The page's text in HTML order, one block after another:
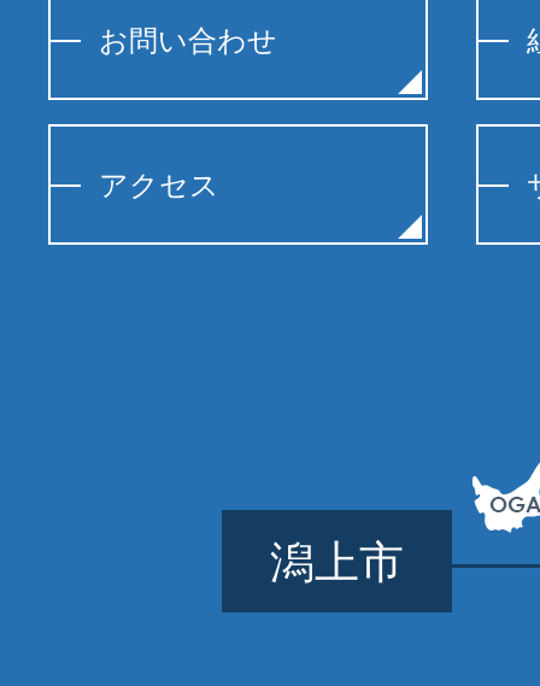
お問い合わせ
アクセス
潟上市